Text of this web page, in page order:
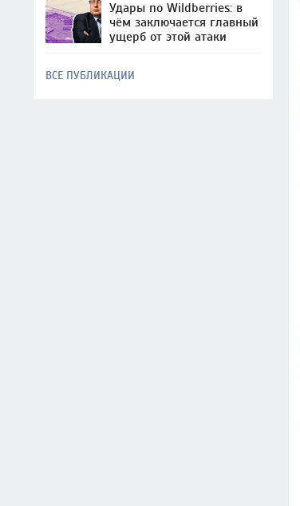
Удары по Wildberries: в
чём заключается главный
ущерб от этой атаки
ВСЕ ПУБЛИКАЦИИ